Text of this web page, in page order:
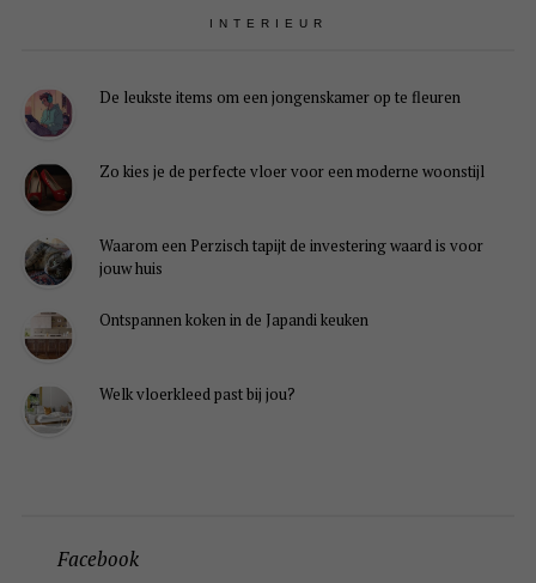
INTERIEUR
De leukste items om een jongenskamer op te fleuren
Zo kies je de perfecte vloer voor een moderne woonstijl
Waarom een Perzisch tapijt de investering waard is voor
jouw huis
Ontspannen koken in de Japandi keuken
Welk vloerkleed past bij jou?
Facebook